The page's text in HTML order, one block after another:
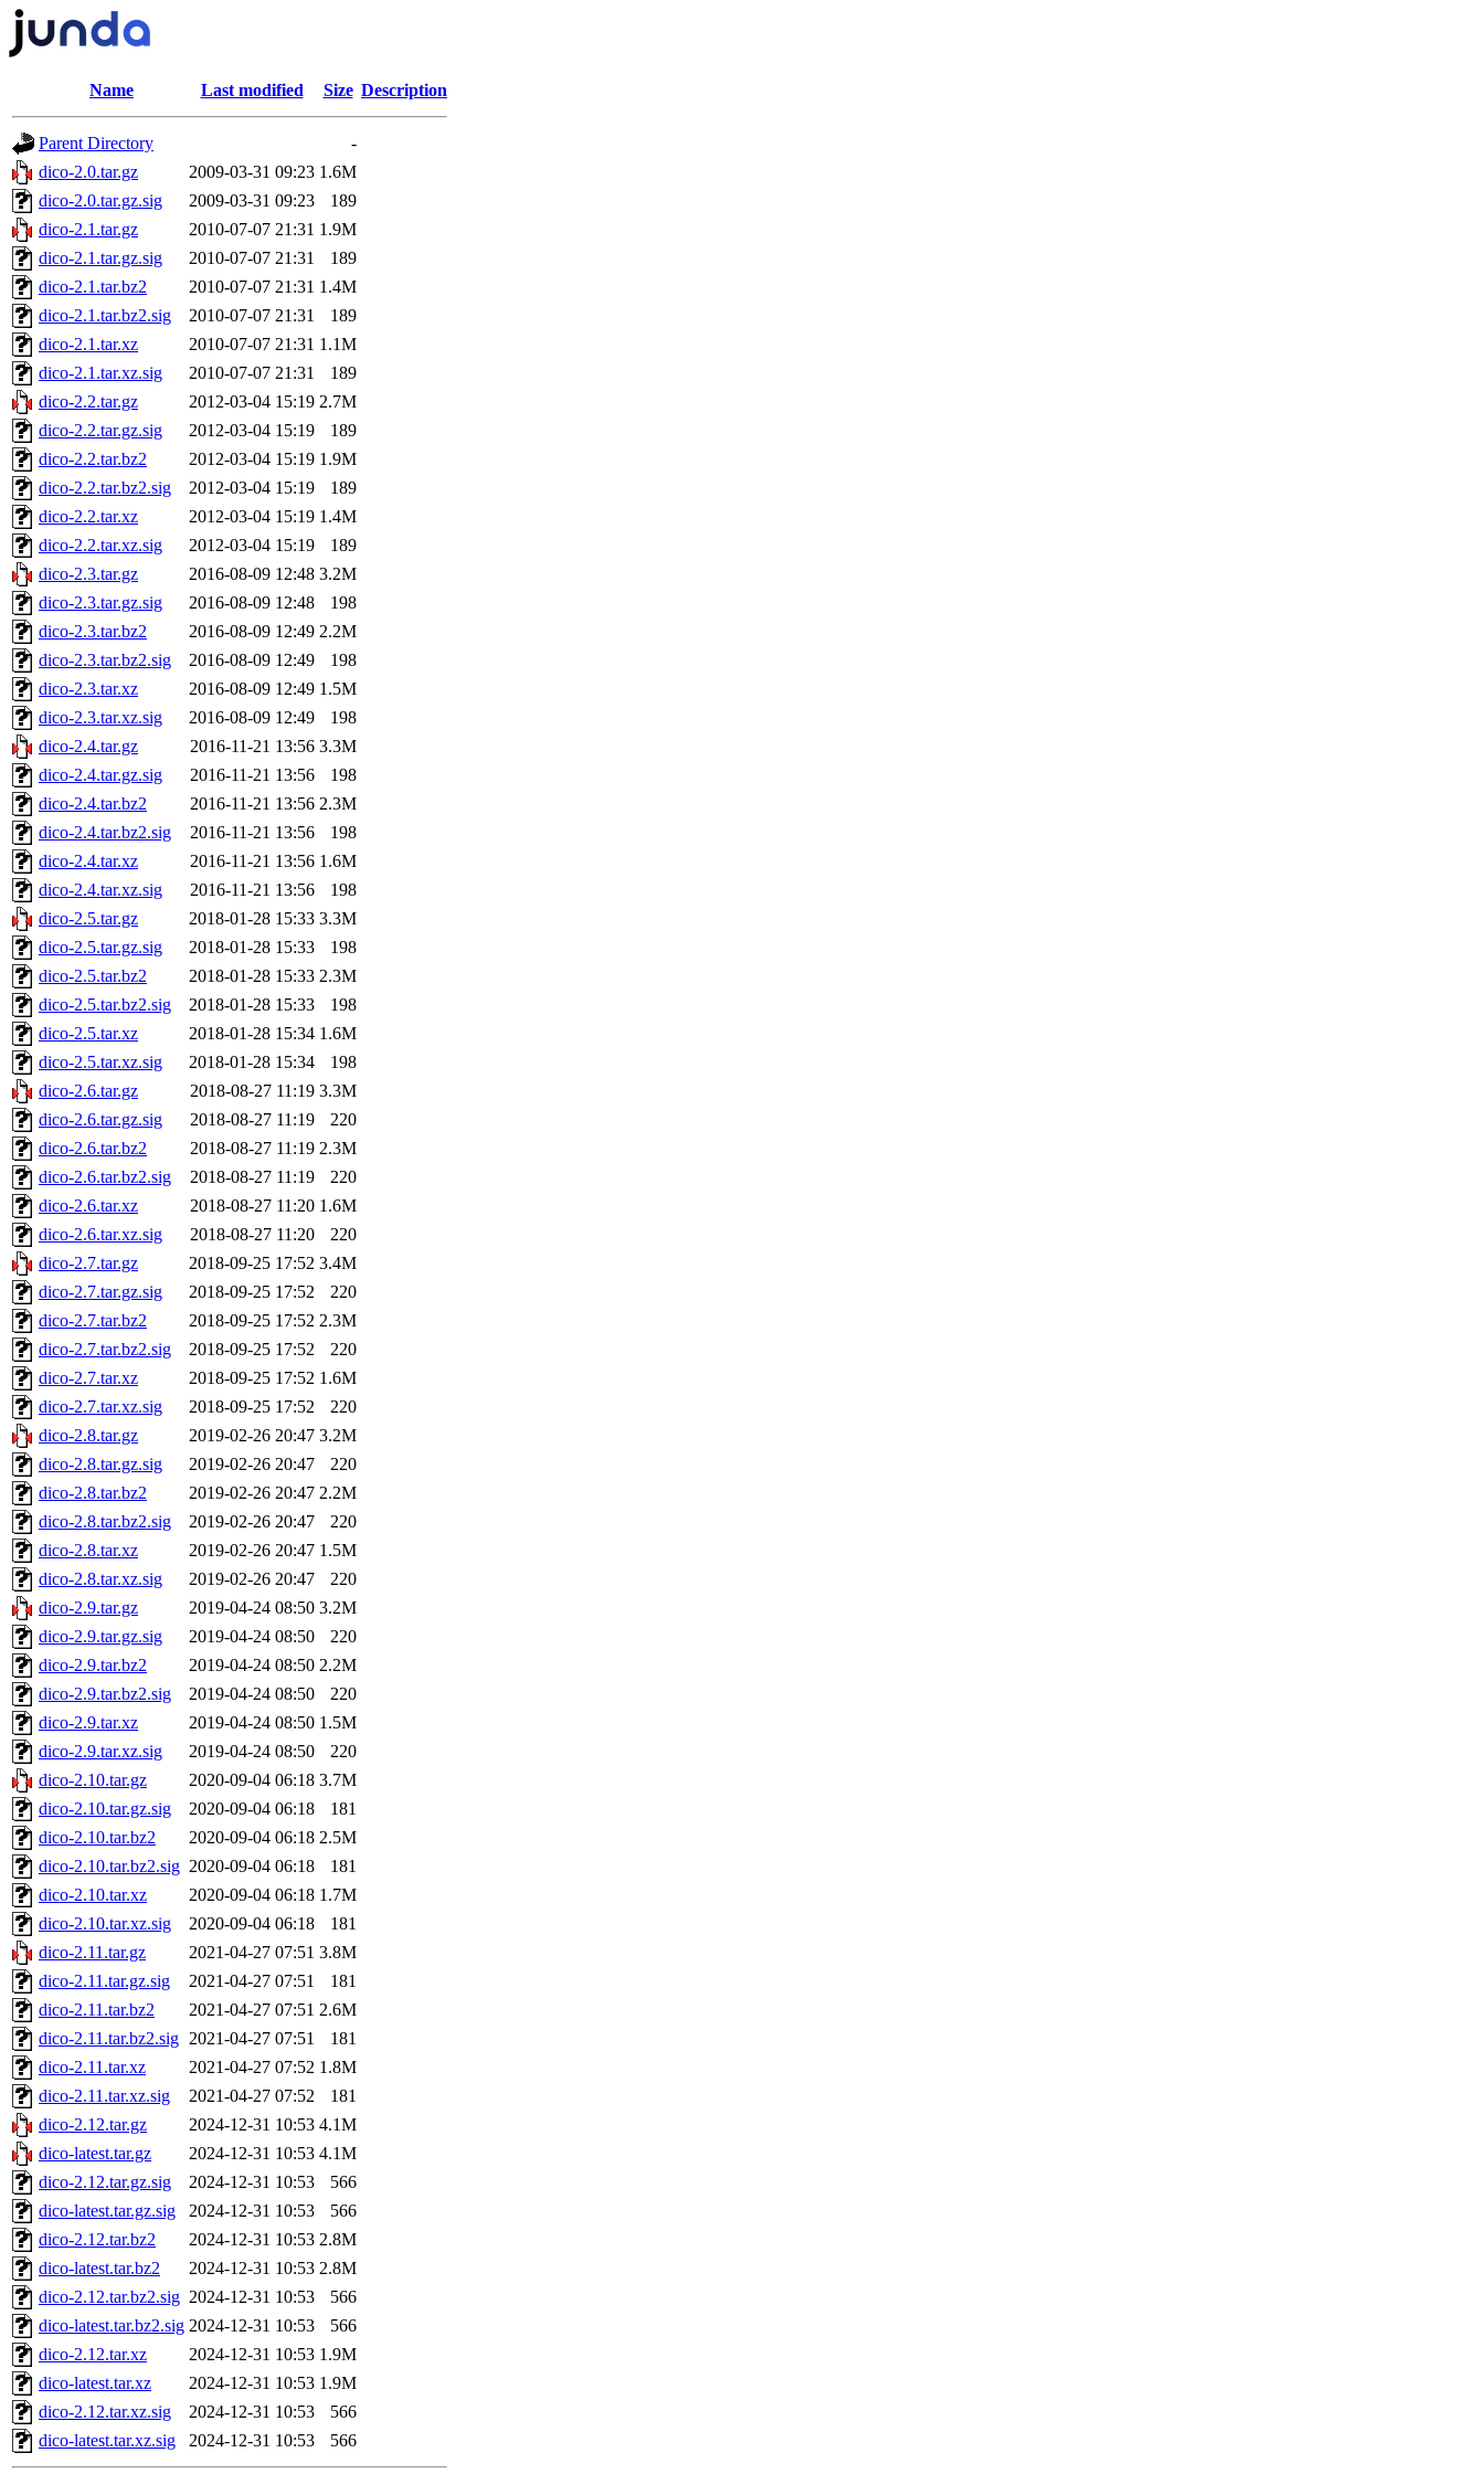
Name Last modified Size Description
Parent Directory
-
dico-2.0.tar.gz
2009-03-31 09:23 1.6M
dico-2.0.tar.gz.sig
2009-03-31 09:23
189
dico-2.1.tar.gz
2010-07-07 21:31 1.9M
dico-2.1.tar.gz.sig
2010-07-07 21:31
189
dico-2.1.tar.bz2
2010-07-07 21:31 1.4M
dico-2.1.tar.bz2.sig
2010-07-07 21:31
189
dico-2.1.tar.xz
2010-07-07 21:31 1.1M
dico-2.1.tar.xz.sig
2010-07-07 21:31
189
dico-2.2.tar.gz
2012-03-04 15:19 2.7M
dico-2.2.tar.gz.sig
2012-03-04 15:19
189
dico-2.2.tar.bz2
2012-03-04 15:19 1.9M
dico-2.2.tar.bz2.sig
2012-03-04 15:19
189
dico-2.2.tar.xz
2012-03-04 15:19 1.4M
dico-2.2.tar.xz.sig
2012-03-04 15:19
189
dico-2.3.tar.gz
2016-08-09 12:48 3.2M
dico-2.3.tar.gz.sig
2016-08-09 12:48
198
dico-2.3.tar.bz2
2016-08-09 12:49 2.2M
dico-2.3.tar.bz2.sig
2016-08-09 12:49
198
dico-2.3.tar.xz
2016-08-09 12:49 1.5M
dico-2.3.tar.xz.sig
2016-08-09 12:49
198
dico-2.4.tar.gz
2016-11-21 13:56 3.3M
dico-2.4.tar.gz.sig
2016-11-21 13:56
198
dico-2.4.tar.bz2
2016-11-21 13:56 2.3M
dico-2.4.tar.bz2.sig
2016-11-21 13:56
198
dico-2.4.tar.xz
2016-11-21 13:56 1.6M
dico-2.4.tar.xz.sig
2016-11-21 13:56
198
dico-2.5.tar.gz
2018-01-28 15:33 3.3M
dico-2.5.tar.gz.sig
2018-01-28 15:33
198
dico-2.5.tar.bz2
2018-01-28 15:33 2.3M
dico-2.5.tar.bz2.sig
2018-01-28 15:33
198
dico-2.5.tar.xz
2018-01-28 15:34 1.6M
dico-2.5.tar.xz.sig
2018-01-28 15:34
198
dico-2.6.tar.gz
2018-08-27 11:19 3.3M
dico-2.6.tar.gz.sig
2018-08-27 11:19
220
dico-2.6.tar.bz2
2018-08-27 11:19 2.3M
dico-2.6.tar.bz2.sig
2018-08-27 11:19
220
dico-2.6.tar.xz
2018-08-27 11:20 1.6M
dico-2.6.tar.xz.sig
2018-08-27 11:20
220
dico-2.7.tar.gz
2018-09-25 17:52 3.4M
dico-2.7.tar.gz.sig
2018-09-25 17:52
220
dico-2.7.tar.bz2
2018-09-25 17:52 2.3M
dico-2.7.tar.bz2.sig
2018-09-25 17:52
220
dico-2.7.tar.xz
2018-09-25 17:52 1.6M
dico-2.7.tar.xz.sig
2018-09-25 17:52
220
dico-2.8.tar.gz
2019-02-26 20:47 3.2M
dico-2.8.tar.gz.sig
2019-02-26 20:47
220
dico-2.8.tar.bz2
2019-02-26 20:47 2.2M
dico-2.8.tar.bz2.sig
2019-02-26 20:47
220
dico-2.8.tar.xz
2019-02-26 20:47 1.5M
dico-2.8.tar.xz.sig
2019-02-26 20:47
220
dico-2.9.tar.gz
2019-04-24 08:50 3.2M
dico-2.9.tar.gz.sig
2019-04-24 08:50
220
dico-2.9.tar.bz2
2019-04-24 08:50 2.2M
dico-2.9.tar.bz2.sig
2019-04-24 08:50
220
dico-2.9.tar.xz
2019-04-24 08:50 1.5M
dico-2.9.tar.xz.sig
2019-04-24 08:50
220
dico-2.10.tar.gz
2020-09-04 06:18 3.7M
dico-2.10.tar.gz.sig
2020-09-04 06:18
181
dico-2.10.tar.bz2
2020-09-04 06:18 2.5M
dico-2.10.tar.bz2.sig 2020-09-04 06:18
181
dico-2.10.tar.xz
2020-09-04 06:18 1.7M
dico-2.10.tar.xz.sig
2020-09-04 06:18
181
dico-2.11.tar.gz
2021-04-27 07:51 3.8M
dico-2.11.tar.gz.sig
2021-04-27 07:51
181
dico-2.11.tar.bz2
2021-04-27 07:51 2.6M
dico-2.11.tar.bz2.sig 2021-04-27 07:51
181
dico-2.11.tar.xz
2021-04-27 07:52 1.8M
dico-2.11.tar.xz.sig
2021-04-27 07:52
181
dico-2.12.tar.gz
2024-12-31 10:53 4.1M
dico-latest.tar.gz
2024-12-31 10:53 4.1M
dico-2.12.tar.gz.sig
2024-12-31 10:53
566
dico-latest.tar.gz.sig
2024-12-31 10:53
566
dico-2.12.tar.bz2
2024-12-31 10:53 2.8M
dico-latest.tar.bz2
2024-12-31 10:53 2.8M
dico-2.12.tar.bz2.sig 2024-12-31 10:53
566
dico-latest.tar.bz2.sig 2024-12-31 10:53
566
dico-2.12.tar.xz
2024-12-31 10:53 1.9M
dico-latest.tar.xz
2024-12-31 10:53 1.9M
dico-2.12.tar.xz.sig
2024-12-31 10:53
566
dico-latest.tar.xz.sig
2024-12-31 10:53 566